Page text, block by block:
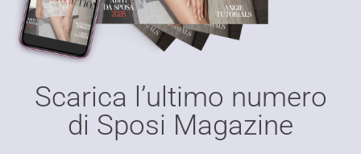
Scarica l’ultimo numero
di Sposi Magazine